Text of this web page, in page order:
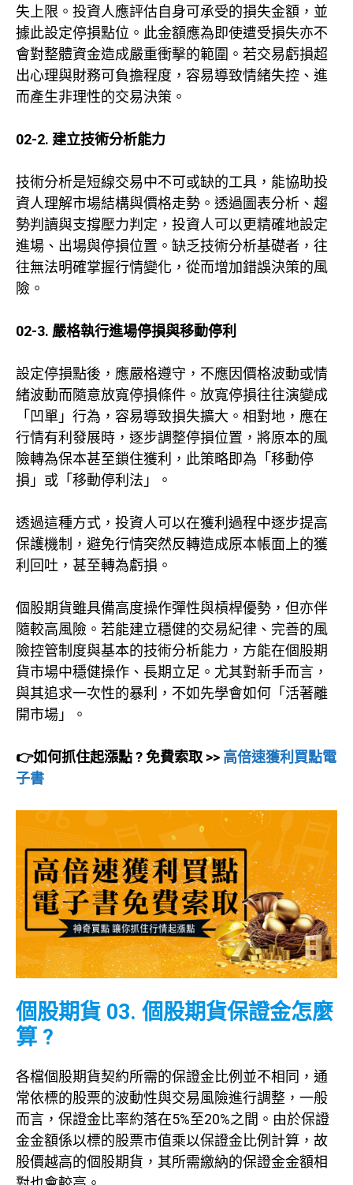
失上限。投資人應評估自身可承受的損失金額，並
據此設定停損點位。此金額應為即使遭受損失亦不
會對整體資金造成嚴重衝擊的範圍。若交易虧損超
出心理與財務可負擔程度，容易導致情緒失控、進
而產生非理性的交易決策。
02-2. 建立技術分析能力
技術分析是短線交易中不可或缺的工具，能協助投
資人理解市場結構與價格走勢。透過圖表分析、趨
勢判讀與支撐壓力判定，投資人可以更精確地設定
進場、出場與停損位置。缺乏技術分析基礎者，往
往無法明確掌握行情變化，從而增加錯誤決策的風
險。
02-3. 嚴格執行進場停損與移動停利
設定停損點後，應嚴格遵守，不應因價格波動或情
緒波動而隨意放寬停損條件。放寬停損往往演變成
「凹單」行為，容易導致損失擴大。相對地，應在
行情有利發展時，逐步調整停損位置，將原本的風
險轉為保本甚至鎖住獲利，此策略即為「移動停
損」或「移動停利法」。
透過這種方式，投資人可以在獲利過程中逐步提高
保護機制，避免行情突然反轉造成原本帳面上的獲
利回吐，甚至轉為虧損。
個股期貨雖具備高度操作彈性與槓桿優勢，但亦伴
隨較高風險。若能建立穩健的交易紀律、完善的風
險控管制度與基本的技術分析能力，方能在個股期
貨市場中穩健操作、長期立足。尤其對新手而言，
與其追求一次性的暴利，不如先學會如何「活著離
開市場」。
👉如何抓住起漲點 ? 免費索取 >> 高倍速獲利買點電
子書
個股期貨 03. 個股期貨保證金怎麼
算 ?
各檔個股期貨契約所需的保證金比例並不相同，通
常依標的股票的波動性與交易風險進行調整，一般
而言，保證金比率約落在5%至20%之間。由於保證
金金額係以標的股票市值乘以保證金比例計算，故
股價越高的個股期貨，其所需繳納的保證金金額相